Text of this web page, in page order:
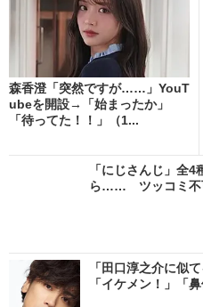
森香澄「突然ですが……」YouT
ubeを開設→「始まったか」
「待ってた！！」（1...
「にじさんじ」全
ら…… ツッコミ不
「田口淳之介に似
「イケメン！」「